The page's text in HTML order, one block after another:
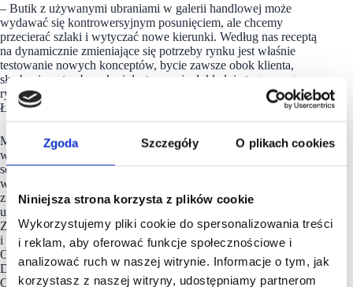
Zgoda Szczegóły O plikach cookies
Niniejsza strona korzysta z plików cookie
Wykorzystujemy pliki cookie do spersonalizowania treści
i reklam, aby oferować funkcje społecznościowe i
analizować ruch w naszej witrynie. Informacje o tym, jak
korzystasz z naszej witryny, udostępniamy partnerom
– Butik z używanymi ubraniami w galerii handlowej może
wydawać się kontrowersyjnym posunięciem, ale chcemy
przecierać szlaki i wytyczać nowe kierunki. Według nas receptą
na dynamicznie zmieniające się potrzeby rynku jest właśnie
testowanie nowych konceptów, bycie zawsze obok klienta,
słuchanie potrzeb rynku i dostarczanie dokładnie tego, czego
rynek w danej chwili oczekuje – podsumowuje Katarzyna
Łaszkiewicz.
Madison to śródmiejska galeria handlowa usytuowana
w samym sercu Gdańska, skierowana do klientów ceniących
sobie komfort, kameralną atmosferę zakupów
w skandynawskich wnętrzach. Na powierzchni 28 tys. mkw.
znajduje się ponad 100 salonów modowych i punktów
usługowych. Ofertę uzupełnia Fitness Klub Calypso, Centrum
Zdrowia i Urody YASUMI, centrum medyczne z kliniką
i laboratoriami Invicta i Invicta Anti Aging oraz część biurowa.
Obecnie tenant mix tworzą m.in.: New Yorker, Rossmann,
Douglas, Notino, W. Kruk, YES, Orsay, Molton, Intimissimi,
Calzedonia, Big Star, Ryłko, Dealz, Pepco, 5.10.15, Netto.